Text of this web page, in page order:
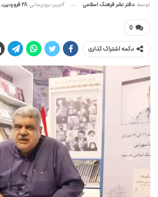
توسط دفتر نشر فرهنگ اسلامی آخرین بروزرسانی 28 فروردین, 1399
0
دکمه اشتراک گذاری